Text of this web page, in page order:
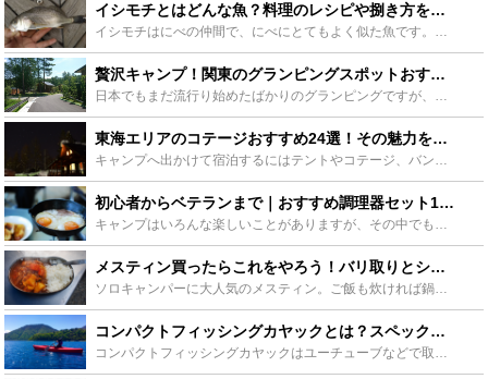
イシモチとはどんな魚？料理のレシピや捌き方をご紹介！釣り方も！ - Leisurego(レジャーゴー)
イシモチはにべの仲間で、にべにとてもよく似た魚です。シログチとも呼ばれ、釣りのターゲットとして人気の魚です。そんなイシモチは料理も絶品です。この記事ではイシモチをおいしく食べる捌き方やレシピ、釣り方...
贅沢キャンプ！関東のグランピングスポットおすすめをご紹介 - Leisurego(レジャーゴー)
日本でもまだ流行り始めたばかりのグランピングですが、そもそもグランピングとはどういうものなのか、はたまた、どういった場所を選べばいいのか分からないという方も多いと思います。今回は、関東地方にあるグラ...
東海エリアのコテージおすすめ24選！その魅力を徹底解説 - Leisurego(レジャーゴー)
キャンプへ出かけて宿泊するにはテントやコテージ、バンガロー、ロッジなど様々な選択肢があります。どのスタイルの宿泊施設を選ぶかによってそれぞれ特徴が異なりますが、今回はそのなかでもキャンプ初心者にも安...
初心者からベテランまで｜おすすめ調理器セット15選紹介します！ - Leisurego(レジャーゴー)
キャンプはいろんな楽しいことがありますが、その中でも一番楽しみなのが、野外での料理。せっかくなんだから美味しい料理を食べたい！でも、自宅とは違うからどうすれば？とアウトドア初心者の方は悩みどころです...
メスティン買ったらこれをやろう！バリ取りとシーズニング方法を徹底解説！ - Leisurego(レジャーゴー)
ソロキャンパーに大人気のメスティン。ご飯も炊ければ鍋の代わりにもなって超便利です！ただし、使う前にシーズニングが必要なのはご存知でしたか？シーズニングをしないとせっかくのメスティンも台無し。そこでシ...
コンパクトフィッシングカヤックとは？スペックや便利グッズなどをご紹介！ - Leisurego(レジャーゴー)
コンパクトフィッシングカヤックはユーチューブなどで取り上げられ、今注目を集めて居るカヤックです。携帯性に優れ軽自動車でも持ち運べるので、気軽にカヤックで釣りを楽しめるのが魅力です。この記事ではそんな...